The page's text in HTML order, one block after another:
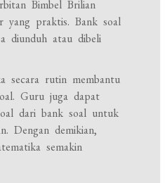
Bimbel Brilian
yang praktis. Bank soal
diunduh atau dibeli
secara rutin membantu
Guru juga dapat
dari bank soal untuk
Dengan demikian,
semakin